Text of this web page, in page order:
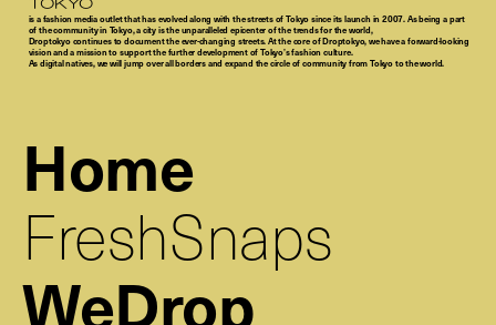
is a fashion media outlet that has evolved along with the streets of Tokyo since its launch in 2007. As being a part
of the community in Tokyo, a city is the unparalleled epicenter of the trends for the world,
Droptokyo continues to document the ever-changing streets. At the core of Droptokyo, we have a forward-looking
vision and a mission to support the further development of Tokyo’s fashion culture.
As digital natives, we will jump over all borders and expand the circle of community from Tokyo to the world.
Home
FreshSnaps
WeDrop